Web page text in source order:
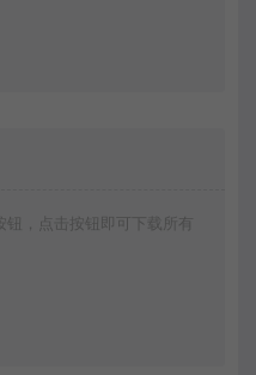
，点击按钮即可下载所有